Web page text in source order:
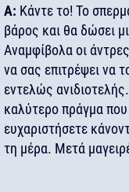
Α: Κάντε το! Το
βάρος και θα δώσει
Αναμφίβολα οι
να σας επιτρέψει να
εντελώς
καλύτερο πράγμα που
ευχαριστήσετε
τη μέρα. Μετά